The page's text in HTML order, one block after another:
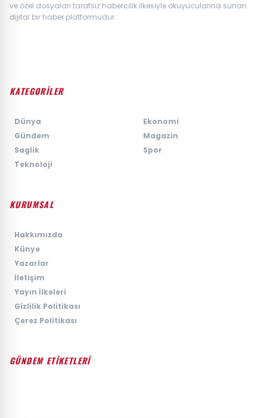
ve özel dosyaları tarafsız habercilik ilkesiyle okuyucularına sunan
dijital bir haber platformudur.
KATEGORİLER
Dünya
Ekonomi
Gündem
Magazin
Saglik
Spor
Teknoloji
KURUMSAL
Hakkımızda
Künye
Yazarlar
İletişim
Yayın İlkeleri
Gizlilik Politikası
Çerez Politikası
GÜNDEM ETİKETLERİ